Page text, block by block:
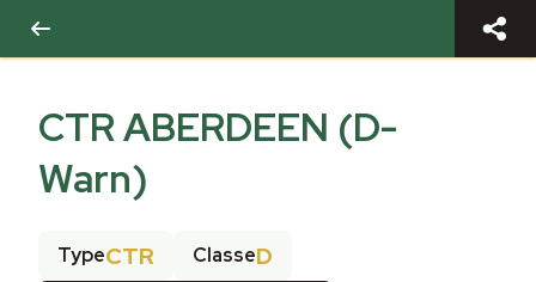
CTR ABERDEEN (D-
Warn)
TypeCTR ClasseD